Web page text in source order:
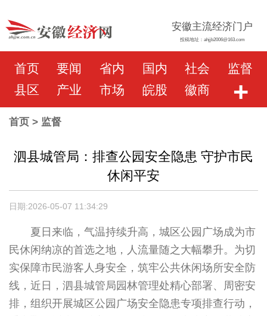
安徽主流经济门户
投稿地址：ahjjb2006@163.com
首页 要闻 省内 国内 社会
监督
县区
产业 市场 皖股 徽商 +
首页> 监督
泗县城管局：排查公园安全隐患 守护市民
休闲平安
日期:2026-05-07 11:34:29
夏日来临，气温持续升高，城区公园广场成为市
民休闲纳凉的首选之地，人流量随之大幅攀升。为切
实保障市民游客人身安全，筑牢公共休闲场所安全防
线，近日，泗县城管局园林管理处精心部署、周密安
排，组织开展城区公园广场安全隐患专项排查行动，